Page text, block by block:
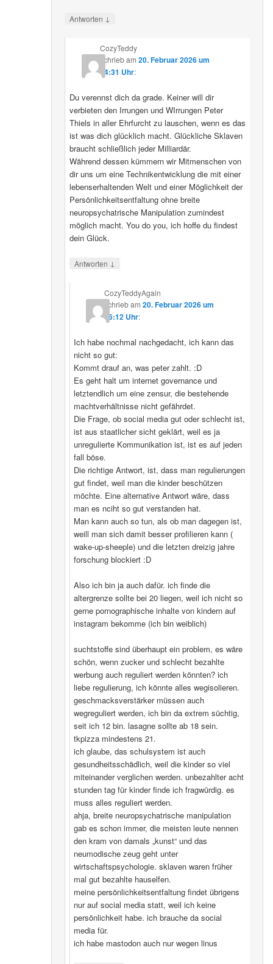
Antworten ↓
CozyTeddy
schriebam 20. Februar 2026 um
14:31 Uhr:
Du verennst dich da grade. Keiner will dir
verbieten den Irrungen und WIrrungen Peter
Thiels in aller Ehrfurcht zu lauschen, wenn es das
ist was dich glücklich macht. Glückliche Sklaven
braucht schließlich jeder Milliardär.
Während dessen kümmern wir Mitmenschen von
dir uns um eine Technikentwicklung die mit einer
lebenserhaltenden Welt und einer Möglichkeit der
Persönlichkeitsentfaltung ohne breite
neuropsychatrische Manipulation zumindest
möglich macht. You do you, ich hoffe du findest
dein Glück.
Antworten ↓
CozyTeddyAgain
schriebam20. Februar 2026 um
16:12 Uhr:
Ich habe nochmal nachgedacht, ich kann das
nicht so gut:
Kommt drauf an, was peter zahlt. :D
Es geht halt um internet governance und
letztendlich um eine zensur, die bestehende
machtverhältnisse nicht gefährdet.
Die Frage, ob social media gut oder schlecht ist,
ist aus staatlicher sicht geklärt, weil es ja
unregulierte Kommunikation ist, ist es auf jeden
fall böse.
Die richtige Antwort, ist, dass man regulierungen
gut findet, weil man die kinder beschützen
möchte. Eine alternative Antwort wäre, dass
man es nciht so gut verstanden hat.
Man kann auch so tun, als ob man dagegen ist,
weill man sich damit besser profilieren kann (
wake-up-sheeple) und die letzten dreizig jahre
forschung blockiert :D
Also ich bin ja auch dafür. ich finde die
altergrenze sollte bei 20 liegen, weil ich nicht so
gerne pornographische inhalte von kindern auf
instagram bekomme (ich bin weiblich)
suchtstoffe sind überhaupt ein problem, es wäre
schön, wenn zucker und schlecht bezahlte
werbung auch reguliert werden könnten? ich
liebe regulierung, ich könnte alles wegisolieren.
geschmacksverstärker müssen auch
wegreguliert werden, ich bin da extrem süchtig,
seit ich 12 bin. lasagne sollte ab 18 sein.
tkpizza mindestens 21.
ich glaube, das schulsystem ist auch
gesundheitsschädlich, weil die kinder so viel
miteinander verglichen werden. unbezahlter acht
stunden tag für kinder finde ich fragwürdig. es
muss alles reguliert werden.
ahja, breite neuropsychatrische manipulation
gab es schon immer, die meisten leute nennen
den kram von damals „kunst“ und das
neumodische zeug geht unter
wirtschaftspsychologie. sklaven waren früher
mal gut bezahlte hauselfen.
meine persönlichkeitsentfaltung findet übrigens
nur auf social media statt, weil ich keine
persönlichkeit habe. ich brauche da social
media für.
ich habe mastodon auch nur wegen linus